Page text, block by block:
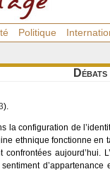
Politique
Débats
).
la configuration de
ethnique fonctionne